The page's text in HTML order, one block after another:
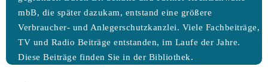
mbB, die später dazukam, entstand eine größere
Verbraucher- und Anlegerschutzkanzlei. Viele Fachbeiträge,
TV und Radio Beiträge entstanden, im Laufe der Jahre.
Diese Beiträge finden Sie in der Bibliothek.